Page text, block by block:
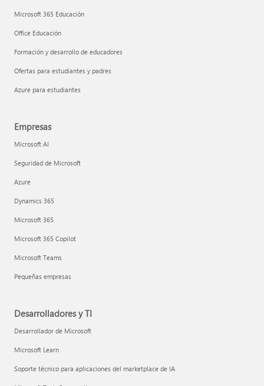
Microsoft 365 Educación
Office Educación
Formación y desarrollo de educadores
Ofertas para estudiantes y padres
Azure para estudiantes
Empresas
Microsoft AI
Seguridad de Microsoft
Azure
Dynamics 365
Microsoft 365
Microsoft 365 Copilot
Microsoft Teams
Pequeñas empresas
Desarrolladores y TI
Desarrollador de Microsoft
Microsoft Learn
Soporte técnico para aplicaciones del marketplace de IA